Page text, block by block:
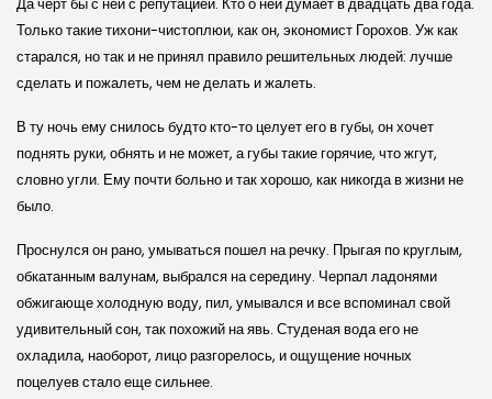
Только такие тихони-чистоплюи, как он, экономист Горохов. Уж как
старался, но так и не принял правило решительных людей: лучше
сделать и пожалеть, чем не делать и жалеть.
В ту ночь ему снилось будто кто-то целует его в губы, он хочет
поднять руки, обнять и не может, а губы такие горячие, что жгут,
словно угли. Ему почти больно и так хорошо, как никогда в жизни не
было.
Проснулся он рано, умываться пошел на речку. Прыгая по круглым,
обкатанным валунам, выбрался на середину. Черпал ладонями
обжигающе холодную воду, пил, умывался и все вспоминал свой
удивительный сон, так похожий на явь. Студеная вода его не
охладила, наоборот, лицо разгорелось, и ощущение ночных
поцелуев стало еще сильнее.